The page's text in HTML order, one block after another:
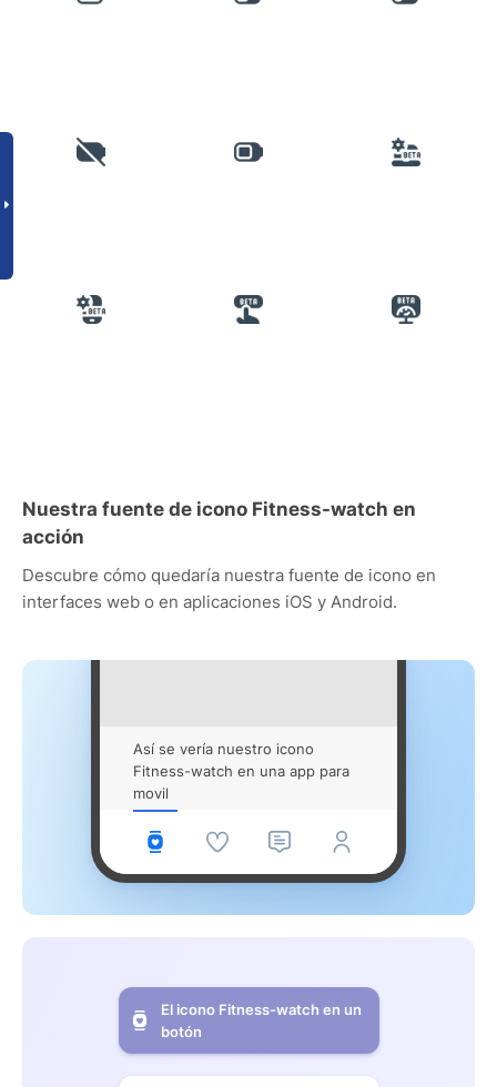
Nuestra fuente de icono Fitness-watch en
acción
Descubre cómo quedaría nuestra fuente de icono en
interfaces web o en aplicaciones iOS y Android.
Así se vería nuestro icono
Fitness-watch en una app para
movil
El icono Fitness-watch en un
botón